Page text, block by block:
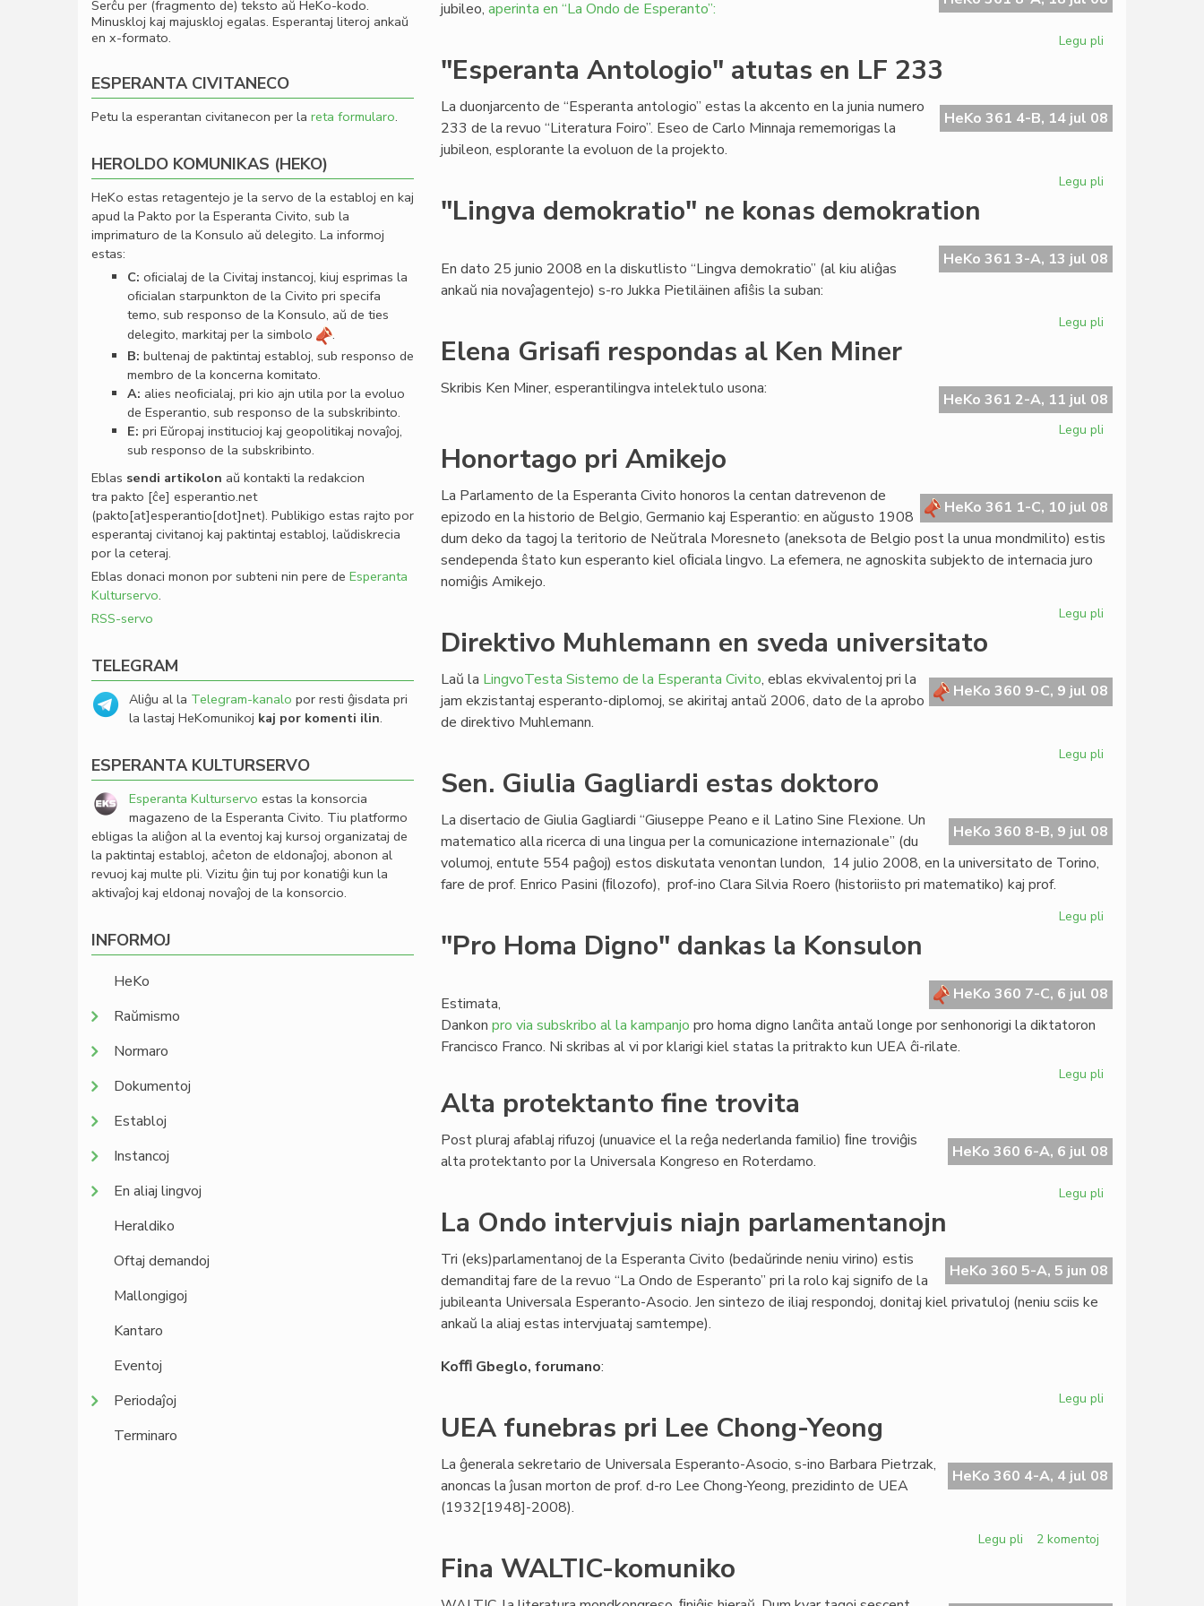
jubileo, aperinta en “La Ondo de Esperanto”:
Legu pli
trinki
"Esperanta Antologio" atutas en LF 233
HeKo 361 4-B, 14 jul 08
La duonjarcento de “Esperanta antologio” estas la akcento en la junia numero
233 de la revuo “Literatura Foiro”. Eseo de Carlo Minnaja rememorigas la
jubileon, esplorante la evoluon de la projekto.
Legu pli
en
LF
"Lingva demokratio" ne konas demokration
HeKo 361 3-A, 13 jul 08
En dato 25 junio 2008 en la diskutlisto “Lingva demokratio” (al kiu aliĝas
ankaŭ nia novaĵagentejo) s-ro Jukka Pietiläinen aﬁŝis la suban:
Legu pli
konas
demokration
Elena Grisafi respondas al Ken Miner
HeKo 361 2-A, 11 jul 08
Skribis Ken Miner, esperantilingva intelektulo usona:
Legu pli
al
Ken
Miner
Honortago pri Amikejo
HeKo 361 1-C, 10 jul 08
La Parlamento de la Esperanta Civito honoros la centan datrevenon de
epizodo en la historio de Belgio, Germanio kaj Esperantio: en aŭgusto 1908
dum deko da tagoj la teritorio de Neŭtrala Moresneto (aneksota de Belgio post la unua mondmilito) estis
sendependa ŝtato kun esperanto kiel oﬁciala lingvo. La efemera, ne agnoskita subjekto de internacia juro
nomiĝis Amikejo.
Legu pli
Direktivo Muhlemann en sveda universitato
HeKo 360 9-C, 9 jul 08
Laŭ la LingvoTesta Sistemo de la Esperanta Civito, eblas ekvivalentoj pri la
jam ekzistantaj esperanto-diplomoj, se akiritaj antaŭ 2006, dato de la aprobo
de direktivo Muhlemann.
Legu pli
sveda
universitato
Sen. Giulia Gagliardi estas doktoro
HeKo 360 8-B, 9 jul 08
La disertacio de Giulia Gagliardi “Giuseppe Peano e il Latino Sine Flexione. Un
matematico alla ricerca di una lingua per la comunicazione internazionale” (du
volumoj, entute 554 paĝoj) estos diskutata venontan lundon, 14 julio 2008, en la universitato de Torino,
fare de prof. Enrico Pasini (ﬁlozofo), prof-ino Clara Silvia Roero (historiisto pri matematiko) kaj prof.
Legu pli
estas
doktoro
"Pro Homa Digno" dankas la Konsulon
HeKo 360 7-C, 6 jul 08
Estimata,
Dankon pro via subskribo al la kampanjo pro homa digno lanĉita antaŭ longe por senhonorigi la diktatoron
Francisco Franco. Ni skribas al vi por klarigi kiel statas la pritrakto kun UEA ĉi-rilate.
Legu pli
dankas
la
Alta protektanto fine trovita
HeKo 360 6-A, 6 jul 08
Post pluraj afablaj rifuzoj (unuavice el la reĝa nederlanda familio) ﬁne troviĝis
alta protektanto por la Universala Kongreso en Roterdamo.
Legu pli
trovita
La Ondo intervjuis niajn parlamentanojn
HeKo 360 5-A, 5 jun 08
Tri (eks)parlamentanoj de la Esperanta Civito (bedaŭrinde neniu virino) estis
demanditaj fare de la revuo “La Ondo de Esperanto” pri la rolo kaj signifo de la
jubileanta Universala Esperanto-Asocio. Jen sintezo de iliaj respondoj, donitaj kiel privatuloj (neniu sciis ke
ankaŭ la aliaj estas intervjuataj samtempe).
Koﬃ Gbeglo, forumano:
Legu pli
niajn
parlamentanojn
UEA funebras pri Lee Chong-Yeong
HeKo 360 4-A, 4 jul 08
La ĝenerala sekretario de Universala Esperanto-Asocio, s-ino Barbara Pietrzak,
anoncas la ĵusan morton de prof. d-ro Lee Chong-Yeong, prezidinto de UEA
(1932[1948]-2008).
Legu pli 2 komentoj
Fina WALTIC-komuniko
Serĉu per (fragmento de) teksto aŭ HeKo-kodo.
Minuskloj kaj majuskloj egalas. Esperantaj literoj ankaŭ
en x-formato.
ESPERANTA CIVITANECO
Petu la esperantan civitanecon per la reta formularo.
HEROLDO KOMUNIKAS (HEKO)
HeKo estas retagentejo je la servo de la establoj en kaj
apud la Pakto por la Esperanta Civito, sub la
imprimaturo de la Konsulo aŭ delegito. La informoj
estas:
C: oﬁcialaj de la Civitaj instancoj, kiuj esprimas la
oﬁcialan starpunkton de la Civito pri specifa
temo, sub responso de la Konsulo, aŭ de ties
delegito, markitaj per la simbolo
.
B: bultenaj de paktintaj establoj, sub responso de
membro de la koncerna komitato.
A: alies neoﬁcialaj, pri kio ajn utila por la evoluo
de Esperantio, sub responso de la subskribinto.
E: pri Eŭropaj institucioj kaj geopolitikaj novaĵoj,
sub responso de la subskribinto.
Eblas sendi artikolon aŭ kontakti la redakcion
tra pakto [ĉe] esperantio.net
(pakto[at]esperantio[dot]net). Publikigo estas rajto por
esperantaj civitanoj kaj paktintaj establoj, laŭdiskrecia
por la ceteraj.
Eblas donaci monon por subteni nin pere de Esperanta
Kulturservo.
RSS-servo
TELEGRAM
Aliĝu al la Telegram-kanalo por resti ĝisdata pri
la lastaj HeKomunikoj kaj por komenti ilin.
ESPERANTA KULTURSERVO
Esperanta Kulturservo estas la konsorcia
magazeno de la Esperanta Civito. Tiu platformo
ebligas la aliĝon al la eventoj kaj kursoj organizataj de
la paktintaj establoj, aĉeton de eldonaĵoj, abonon al
revuoj kaj multe pli. Vizitu ĝin tuj por konatiĝi kun la
aktivaĵoj kaj eldonaj novaĵoj de la konsorcio.
INFORMOJ
HeKo
Raŭmismo
Normaro
Dokumentoj
Establoj
Instancoj
En aliaj lingvoj
Heraldiko
Oftaj demandoj
Mallongigoj
Kantaro
Eventoj
Periodaĵoj
Terminaro